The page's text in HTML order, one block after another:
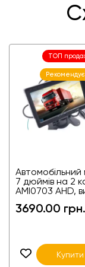
ТОП
Автомобільний
7 дюймів на 2
AMI0703 AHD,
3690.00 грн.
Купити